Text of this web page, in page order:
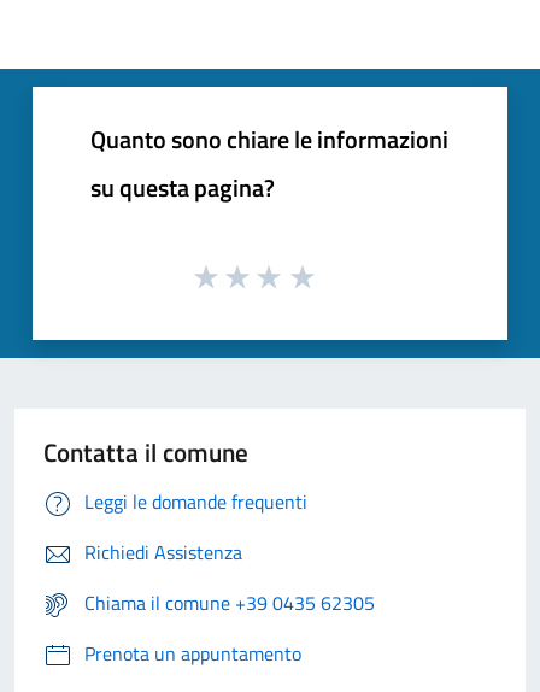
Quanto sono chiare le informazioni
su questa pagina?
Contatta il comune
Leggi le domande frequenti
Richiedi Assistenza
Chiama il comune +39 0435 62305
Prenota un appuntamento